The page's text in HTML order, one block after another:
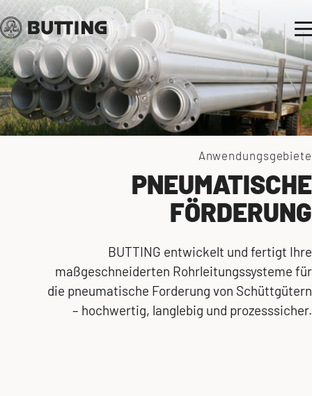
Anwendungsgebiete
PNEUMATISCHE
FÖRDERUNG
BUTTING entwickelt und fertigt Ihre
maßgeschneiderten Rohrleitungssysteme für
die pneumatische Forderung von Schüttgütern
– hochwertig, langlebig und prozesssicher.